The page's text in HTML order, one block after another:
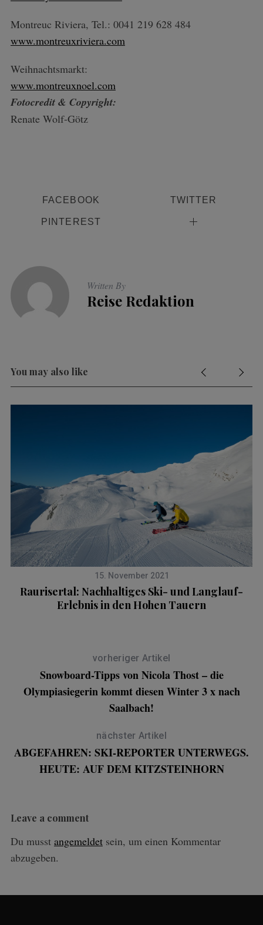
Montreuc Riviera, Tel.: 0041 219 628 484
www.montreuxriviera.com
Weihnachtsmarkt:
www.montreuxnoel.com
Fotocredit & Copyright:
Renate Wolf-Götz
FACEBOOK TWITTER
PINTEREST
Written By
Reise Redaktion
You may also like
15. November 2021
Raurisertal: Nachhaltiges Ski- und Langlauf-
Erlebnis in den Hohen Tauern
vorheriger Artikel
Snowboard-Tipps von Nicola Thost – die
Olympiasiegerin kommt diesen Winter 3 x nach
Saalbach!
nächster Artikel
ABGEFAHREN: SKI-REPORTER UNTERWEGS.
HEUTE: AUF DEM KITZSTEINHORN
Leave a comment
Du musst angemeldetsein, um einen Kommentar
abzugeben.